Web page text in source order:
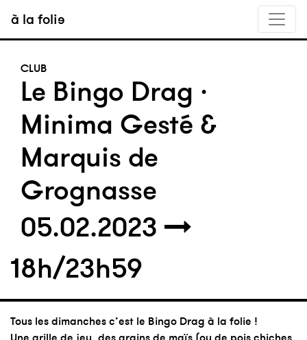
à la folie
Le Bingo Drag ·
Minima Gesté &
Marquis de
Grognasse
CLUB
05.02.2023
18h/23h59
Tous les dimanches c’est le Bingo Drag à la folie !
Une grille de jeu, des grains de maïs (ou de pois chiches,